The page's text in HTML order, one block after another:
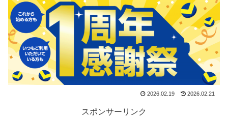
2026.02.19 2026.02.21
スポンサーリンク